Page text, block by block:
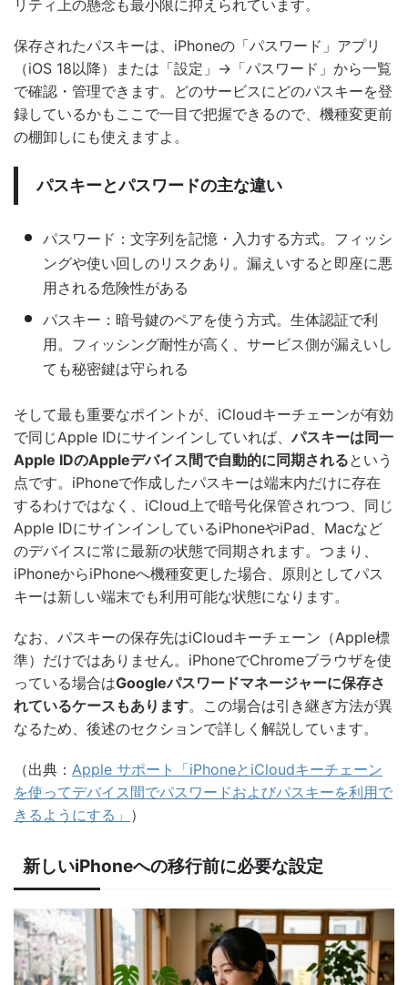
リティ上の懸念も最小限に抑えられています。
保存されたパスキーは、iPhoneの「パスワード」アプリ
（iOS 18以降）または「設定」→「パスワード」から一覧
で確認・管理できます。どのサービスにどのパスキーを登
録しているかもここで一目で把握できるので、機種変更前
の棚卸しにも使えますよ。
パスキーとパスワードの主な違い
パスワード：文字列を記憶・入力する方式。フィッシ
ングや使い回しのリスクあり。漏えいすると即座に悪
用される危険性がある
パスキー：暗号鍵のペアを使う方式。生体認証で利
用。フィッシング耐性が高く、サービス側が漏えいし
ても秘密鍵は守られる
そして最も重要なポイントが、iCloudキーチェーンが有効
で同じApple IDにサインインしていれば、パスキーは同一
Apple IDのAppleデバイス間で自動的に同期されるという
点です。iPhoneで作成したパスキーは端末内だけに存在
するわけではなく、iCloud上で暗号化保管されつつ、同じ
Apple IDにサインインしているiPhoneやiPad、Macなど
のデバイスに常に最新の状態で同期されます。つまり、
iPhoneからiPhoneへ機種変更した場合、原則としてパス
キーは新しい端末でも利用可能な状態になります。
なお、パスキーの保存先はiCloudキーチェーン（Apple標
準）だけではありません。iPhoneでChromeブラウザを使
っている場合はGoogleパスワードマネージャーに保存さ
れているケースもあります。この場合は引き継ぎ方法が異
なるため、後述のセクションで詳しく解説しています。
（出典： Apple サポート「iPhoneとiCloudキーチェーン
を使ってデバイス間でパスワードおよびパスキーを利用で
きるようにする」 ）
新しいiPhoneへの移行前に必要な設定